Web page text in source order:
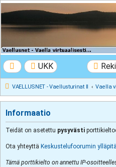
VAELLUSNET -
Vaellusturinat II
UKK
VAELLUSNET - Vaellusturinat II Vaella
Informaatio
Teidät on asetettu pysyvästi
Ota yhteyttä Keskustelufoorumin
Tämä porttikielto on annettu IP-